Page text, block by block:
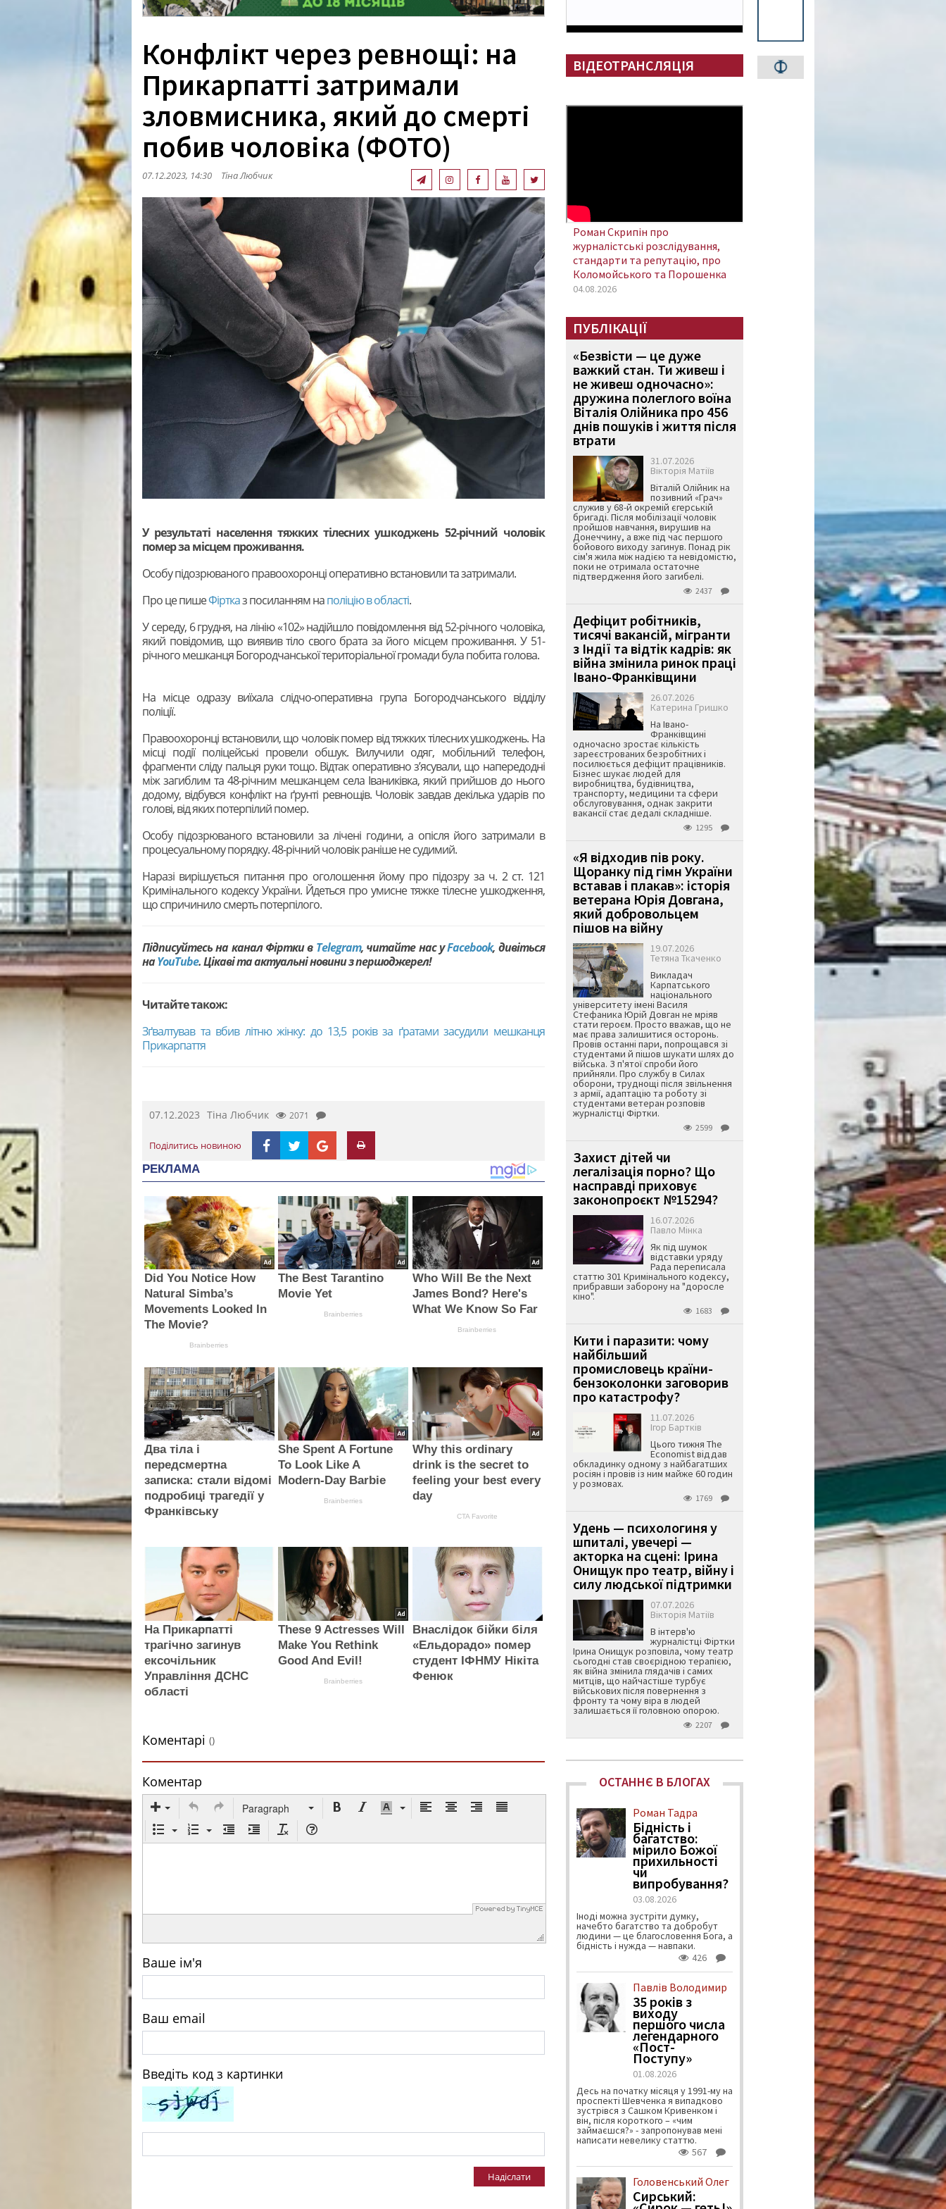
Конфлікт через ревнощі: на
Прикарпатті затримали
зловмисника, який до смерті
побив чоловіка (ФОТО)
07.12.2023, 14:30 Тіна Любчик
У результаті населення тяжких тілесних ушкоджень 52-річний чоловік
помер за місцем проживання.
Особу підозрюваного правоохоронці оперативно встановили та затримали.
Про це пишеФіртказ посиланням наполіцію в області.
У середу, 6 грудня, на лінію «102» надійшло повідомлення від 52-річного чоловіка,
який повідомив, що виявив тіло свого брата за його місцем проживання. У 51-
річного мешканця Богородчанської територіальної громади була побита голова.
На місце одразу виїхала слідчо-оперативна група Богородчанського відділу
поліції.
Правоохоронці встановили, що чоловік помер від тяжких тілесних ушкоджень. На
місці події поліцейські провели обшук. Вилучили одяг, мобільний телефон,
фрагменти сліду пальця руки тощо. Відтак оперативно з’ясували, що напередодні
між загиблим та 48-річним мешканцем села Іваниківка, який прийшов до нього
додому, відбувся конфлікт на ґрунті ревнощів. Чоловік завдав декілька ударів по
голові, від яких потерпілий помер.
Особу підозрюваного встановили за лічені години, а опісля його затримали в
процесуальному порядку. 48-річний чоловік раніше не судимий.
Наразі вирішується питання про оголошення йому про підозру за ч. 2 ст. 121
Кримінального кодексу України. Йдеться про умисне тяжке тілесне ушкодження,
що спричинило смерть потерпілого.
Підписуйтесь на канал Фіртки в Telegram, читайте нас уFacebook, дивіться
наYouTubе. Цікаві та актуальні новини з першоджерел!
Читайте також:
Зґвалтував та вбив літню жінку: до 13,5 років за ґратами засудили мешканця
Прикарпаття
07.12.2023 Тіна Любчик 2071
Поділитись новиною
РЕКЛАМА
Did You Notice How
Natural Simba’s
Movements Looked In
The Movie?
Brainberries
The Best Tarantino
Movie Yet
Brainberries
Who Will Be the Next
James Bond? Here's
What We Know So Far
Brainberries
Два тіла і
передсмертна
записка: стали відомі
подробиці трагедії у
Франківську
She Spent A Fortune
To Look Like A
Modern-Day Barbie
Brainberries
Why this ordinary
drink is the secret to
feeling your best every
day
CTA Favorite
На Прикарпатті
трагічно загинув
ексочільник
Управління ДСНС
області
These 9 Actresses Will
Make You Rethink
Good And Evil!
Brainberries
Внаслідок бійки біля
«Ельдорадо» помер
студент ІФНМУ Нікіта
Фенюк
Коментарі ()
Коментар
Paragraph
Ваше ім'я
Ваш email
Введіть код з картинки
Надіслати
ВІДЕОТРАНСЛЯЦІЯ
Роман Скрипін про
журналістські розслідування,
стандарти та репутацію, про
Коломойського та Порошенка
04.08.2026
ПУБЛІКАЦІЇ
«Безвісти — це дуже
важкий стан. Ти живеш і
не живеш одночасно»:
дружина полеглого воїна
Віталія Олійника про 456
днів пошуків і життя після
втрати
31.07.2026
Вікторія Матіїв
Віталій Олійник на
позивний «Грач»
служив у 68-й окремій єгерській
бригаді. Після мобілізації чоловік
пройшов навчання, вирушив на
Донеччину, а вже під час першого
бойового виходу загинув. Понад рік
сім'я жила між надією та невідомістю,
поки не отримала остаточне
підтвердження його загибелі.
2437
Дефіцит робітників,
тисячі вакансій, мігранти
з Індії та відтік кадрів: як
війна змінила ринок праці
Івано-Франківщини
26.07.2026
Катерина Гришко
На Івано-
Франківщині
одночасно зростає кількість
зареєстрованих безробітних і
посилюється дефіцит працівників.
Бізнес шукає людей для
виробництва, будівництва,
транспорту, медицини та сфери
обслуговування, однак закрити
вакансії стає дедалі складніше.
1295
«Я відходив пів року.
Щоранку під гімн України
вставав і плакав»: історія
ветерана Юрія Довгана,
який добровольцем
пішов на війну
19.07.2026
Тетяна Ткаченко
Викладач
Карпатського
національного
університету імені Василя
Стефаника Юрій Довган не мріяв
стати героєм. Просто вважав, що не
має права залишитися осторонь.
Провів останні пари, попрощався зі
студентами й пішов шукати шлях до
війська. З п'ятої спроби його
прийняли. Про службу в Силах
оборони, труднощі після звільнення
з армії, адаптацію та роботу зі
студентами ветеран розповів
журналістці Фіртки.
2599
Захист дітей чи
легалізація порно? Що
насправді приховує
законопроєкт №15294?
16.07.2026
Павло Мінка
Як під шумок
відставки уряду
Рада переписала
статтю 301 Кримінального кодексу,
прибравши заборону на "доросле
кіно".
1683
Кити і паразити: чому
найбільший
промисловець країни-
бензоколонки заговорив
про катастрофу?
11.07.2026
Ігор Бартків
Цього тижня The
Economist віддав
обкладинку одному з найбагатших
росіян і провів із ним майже 60 годин
у розмовах.
1769
Удень — психологиня у
шпиталі, увечері —
акторка на сцені: Ірина
Онищук про театр, війну і
силу людської підтримки
07.07.2026
Вікторія Матіїв
В інтерв'ю
журналістці Фіртки
Ірина Онищук розповіла, чому театр
сьогодні став своєрідною терапією,
як війна змінила глядачів і самих
митців, що найчастіше турбує
військових після повернення з
фронту та чому віра в людей
залишається її головною опорою.
2207
ОСТАННЄ В БЛОГАХ
Роман Тадра
Бідність і
багатство:
мірило Божої
прихильності
чи
випробування?
03.08.2026
Іноді можна зустріти думку,
начебто багатство та добробут
людини — це благословення Бога, а
бідність і нужда — навпаки.
426
Павлів Володимир
35 років з
виходу
першого числа
легендарного
«Пост-
Поступу»
01.08.2026
Десь на початку місяця у 1991-му на
проспекті Шевченка я випадково
зустрівся з Сашком Кривенком і
він, після короткого – «чим
займаєшся?» - запропонував мені
написати невелику статтю.
567
Головенський Олег
Сирський: